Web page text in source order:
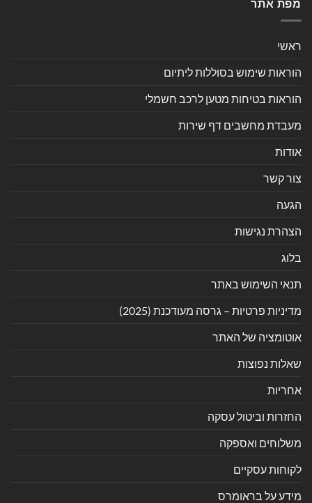
מפת אתר
ראשי
הוראות שימוש בסוללות ליתיום
הוראות בטיחות מטען לרכב חשמלי
מעבדת מחשבים דף שירות
אודות
צור קשר
הגעה
הצהרת נגישות
בלוג
תנאי השימוש באתר
מדיניות פרטיות – גרסה מעודכנת (2025)
אוטומציה של האתר
שאלות נפוצות
אחריות
החזרות וביטול עסקה
משלוחים ואספקה
לקוחות עסקיים
מידע על בראומרס